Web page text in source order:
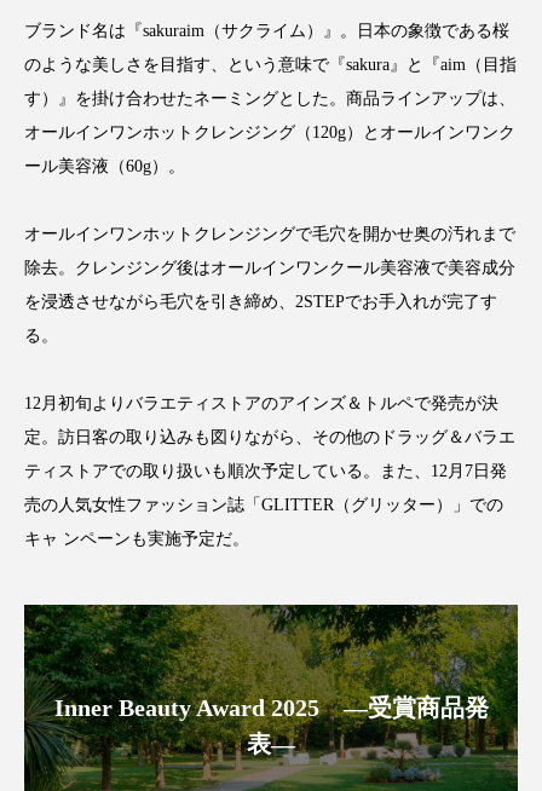
エクソソーム オゾン
カウンセラー カウンセリング
カカイオイル ガジェット キーワード
コグニティブヘルス コスト削減
コルチゾール
サステナブル美容 サプライチェーン
サプリ サロンクレンジング
スカルプ クレンジング 頻度 スカルプケア
スキンケア スキンケア 習慣
スキンケアルーティン ストレス スパ
ブランド名は『sakuraim（サクライム）』。日本の象徴である桜
のような美しさを目指す、という意味で『sakura』と『aim（目指
す）』を掛け合わせたネーミングとした。商品ラインアップは、
オールインワンホットクレンジング（120g）とオールインワンク
ール美容液（60g）。
オールインワンホットクレンジングで毛穴を開かせ奥の汚れまで
除去。クレンジング後はオールインワンクール美容液で美容成分
を浸透させながら毛穴を引き締め、2STEPでお手入れが完了す
る。
12月初旬よりバラエティストアのアインズ＆トルペで発売が決
定。訪日客の取り込みも図りながら、その他のドラッグ＆バラエ
ティストアでの取り扱いも順次予定している。また、12月7日発
売の人気女性ファッション誌「GLITTER（グリッター）」での
キャ ンペーンも実施予定だ。
Inner Beauty Award 2025 ―受賞商品発
表―